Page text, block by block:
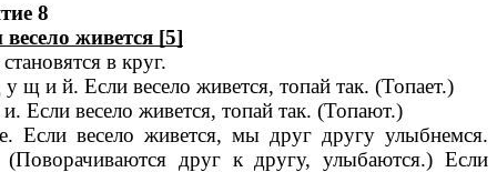
8
весело живется [5]
в круг.
щ и й. Если весело живется, топай так. (Топает.)
Если весело живется, топай так. (Топают.)
Если весело живется, мы друг другу улыбнемся.
(Поворачиваются друг к другу, улыбаются.) Если